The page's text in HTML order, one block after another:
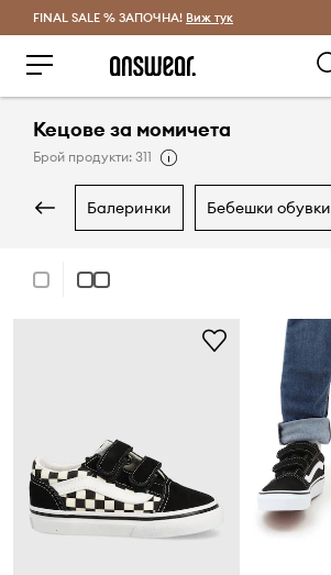
Спестявай с Answear Club
FINAL SALE % ЗАПОЧНА! Виж тук
Кецове за момичета
Брой продукти: 311
балеринки бебешки обувки